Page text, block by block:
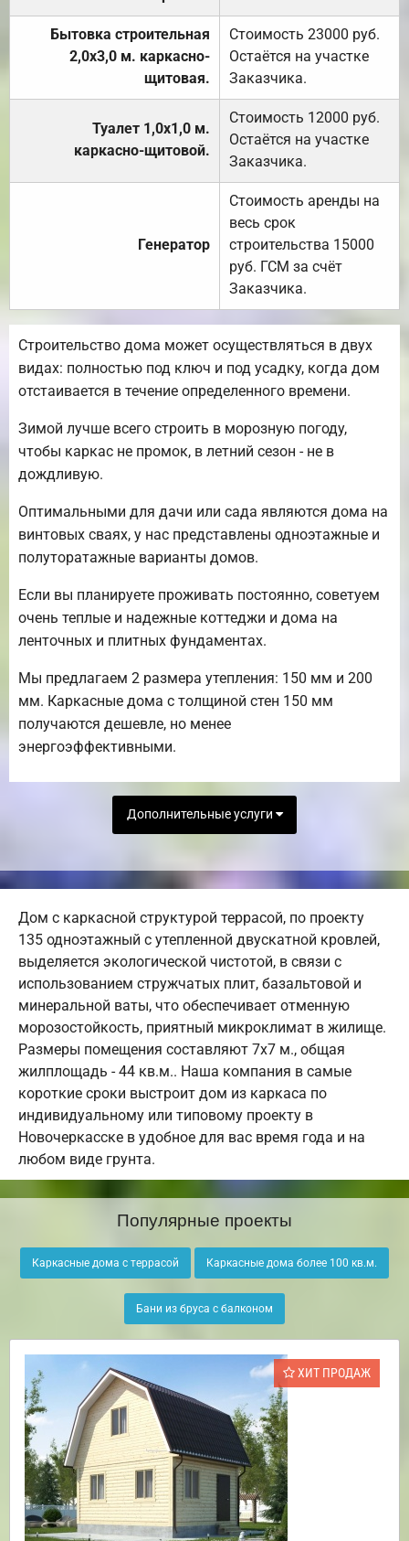
Бытовка строительная
2,0х3,0 м. каркасно-
щитовая.
Стоимость 23000 руб.
Остаётся на участке
Заказчика.
Туалет 1,0х1,0 м.
каркасно-щитовой.
Стоимость 12000 руб.
Остаётся на участке
Заказчика.
Генератор
Стоимость аренды на
весь срок
строительства 15000
руб. ГСМ за счёт
Заказчика.
Строительство дома может осуществляться в двух
видах: полностью под ключ и под усадку, когда дом
отстаивается в течение определенного времени.
Зимой лучше всего строить в морозную погоду,
чтобы каркас не промок, в летний сезон - не в
дождливую.
Оптимальными для дачи или сада являются дома на
винтовых сваях, у нас представлены одноэтажные и
полуторатажные варианты домов.
Если вы планируете проживать постоянно, советуем
очень теплые и надежные коттеджи и дома на
ленточных и плитных фундаментах.
Мы предлагаем 2 размера утепления: 150 мм и 200
мм. Каркасные дома с толщиной стен 150 мм
получаются дешевле, но менее
энергоэффективными.
Дополнительные услуги
Дом с каркасной структурой террасой, по проекту
135 одноэтажный с утепленной двускатной кровлей,
выделяется экологической чистотой, в связи с
использованием стружчатых плит, базальтовой и
минеральной ваты, что обеспечивает отменную
морозостойкость, приятный микроклимат в жилище.
Размеры помещения составляют 7х7 м., общая
жилплощадь - 44 кв.м.. Наша компания в самые
короткие сроки выстроит дом из каркаса по
индивидуальному или типовому проекту в
Новочеркасске в удобное для вас время года и на
любом виде грунта.
Популярные проекты
Каркасные дома с террасой Каркасные дома более 100 кв.м.
Бани из бруса с балконом
ХИТ ПРОДАЖ